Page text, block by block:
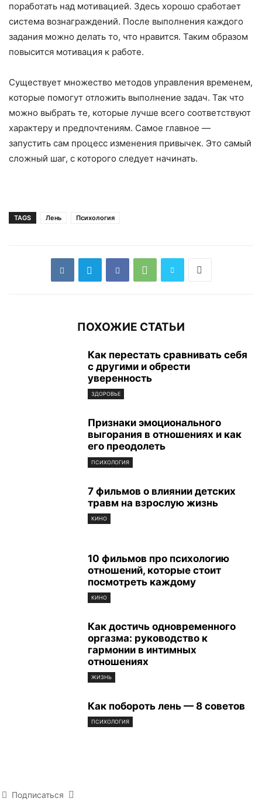
поработать над мотивацией. Здесь хорошо сработает
система вознаграждений. После выполнения каждого
задания можно делать то, что нравится. Таким образом
повысится мотивация к работе.
Существует множество методов управления временем,
которые помогут отложить выполнение задач. Так что
можно выбрать те, которые лучше всего соответствуют
характеру и предпочтениям. Самое главное —
запустить сам процесс изменения привычек. Это самый
сложный шаг, с которого следует начинать.
TAGS Лень Психология
ПОХОЖИЕ СТАТЬИ
Как перестать сравнивать себя
с другими и обрести
уверенность
ЗДОРОВЬЕ
Признаки эмоционального
выгорания в отношениях и как
его преодолеть
ПСИХОЛОГИЯ
7 фильмов о влиянии детских
травм на взрослую жизнь
КИНО
10 фильмов про психологию
отношений, которые стоит
посмотреть каждому
КИНО
Как достичь одновременного
оргазма: руководство к
гармонии в интимных
отношениях
ЖИЗНЬ
Как побороть лень — 8 советов
ПСИХОЛОГИЯ
Подписаться